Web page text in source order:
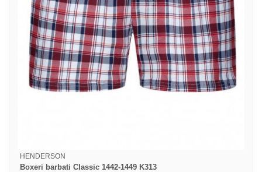
HENDERSON
Boxeri barbati Classic 1442-1449 K313